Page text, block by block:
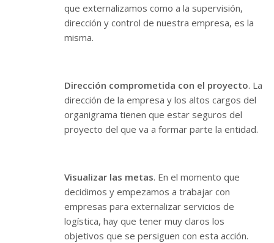
que externalizamos como a la supervisión,
dirección y control de nuestra empresa, es la
misma.
Dirección comprometida con el proyecto. La
dirección de la empresa y los altos cargos del
organigrama tienen que estar seguros del
proyecto del que va a formar parte la entidad.
Visualizar las metas. En el momento que
decidimos y empezamos a trabajar con
empresas para externalizar servicios de
logística, hay que tener muy claros los
objetivos que se persiguen con esta acción.